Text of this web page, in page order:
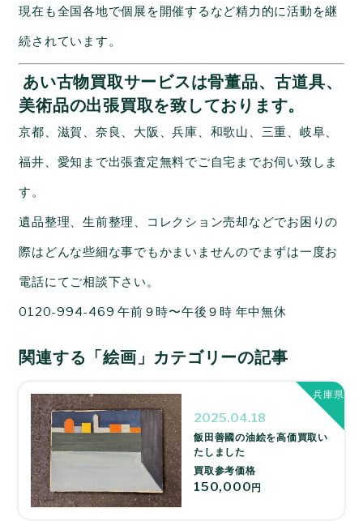
現在も全国各地で個展を開催するなど精力的に活動を継
続されています。
あい古物買取サービスは骨董品、古道具、
美術品の出張買取を致しております。
京都、滋賀、奈良、大阪、兵庫、和歌山、三重、岐阜、
福井、愛知まで出張査定無料でご自宅までお伺い致しま
す。
遺品整理、生前整理、コレクション売却などでお困りの
際はどんな些細な事でもかまいませんのでまずは一度お
電話にてご相談下さい。
0120-994-469 午前９時〜午後９時 年中無休
関連する「絵画」カテゴリーの記事
2025.04.18
飯田善國の油絵を高価買取い
たしました
買取参考価格
150,000円
兵庫県